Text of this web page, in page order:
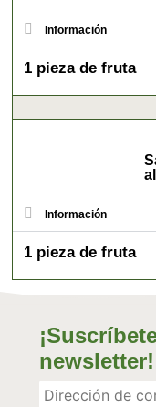
Información
1 pieza de fruta
Información
1 pieza de fruta
newsletter!